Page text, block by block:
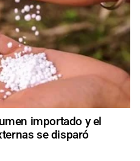
importado y el
se disparó